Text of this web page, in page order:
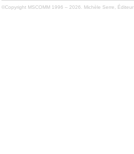
©Copyright MSCOMM 1996 – 2026. Michèle Serre, Éditeur